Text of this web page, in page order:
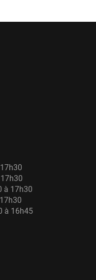
à 17h30
à 16h45